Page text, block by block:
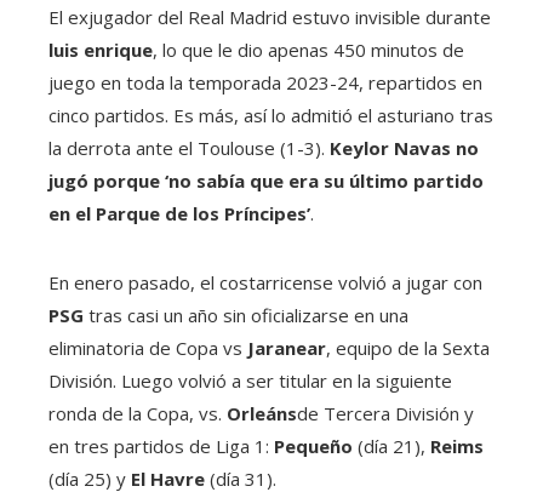
El exjugador del Real Madrid estuvo invisible durante
luis enrique, lo que le dio apenas 450 minutos de
juego en toda la temporada 2023-24, repartidos en
cinco partidos. Es más, así lo admitió el asturiano tras
la derrota ante el Toulouse (1-3). Keylor Navas no
jugó porque ‘no sabía que era su último partido
en el Parque de los Príncipes’.
En enero pasado, el costarricense volvió a jugar con
PSG tras casi un año sin oficializarse en una
eliminatoria de Copa vs Jaranear, equipo de la Sexta
División. Luego volvió a ser titular en la siguiente
ronda de la Copa, vs. Orleánsde Tercera División y
en tres partidos de Liga 1: Pequeño (día 21), Reims
(día 25) y El Havre (día 31).